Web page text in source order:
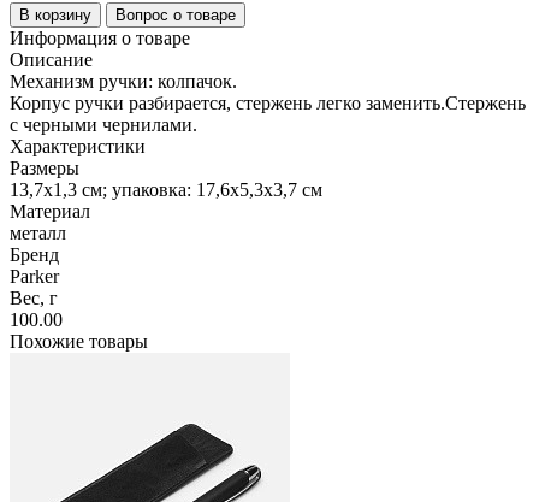
В корзину Вопрос о товаре
Информация о товаре
Описание
Механизм ручки: колпачок.
Корпус ручки разбирается, стержень легко заменить.Стержень
с черными чернилами.
Характеристики
Размеры
13,7x1,3 см; упаковка: 17,6x5,3x3,7 см
Материал
металл
Бренд
Parker
Вес, г
100.00
Похожие товары